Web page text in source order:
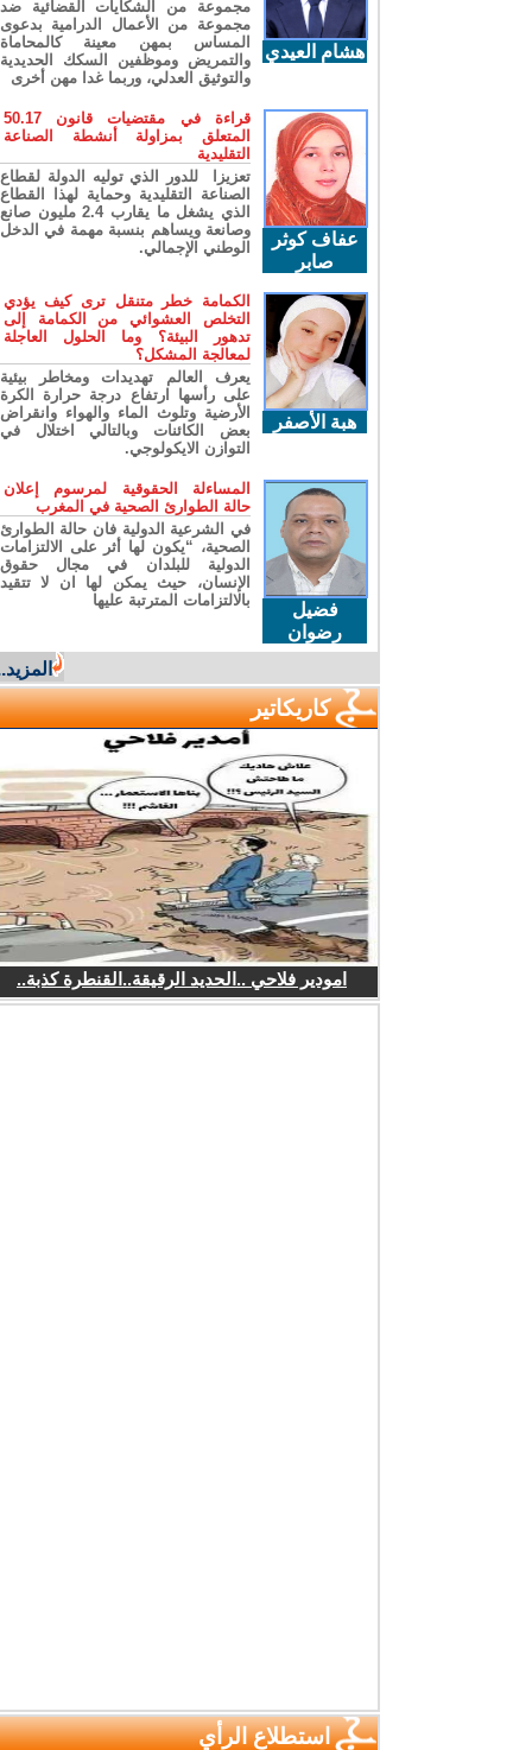
هشام العيدي
مجموعة من الشكايات القضائية ضد
مجموعة من الأعمال الدرامية بدعوى
المساس بمهن معينة كالمحاماة
والتمريض وموظفين السكك الحديدية
والتوثيق العدلي، وربما غدا مهن أخرى
عفاف كوثر
صابر
قراءة في مقتضيات قانون 50.17
المتعلق بمزاولة أنشطة الصناعة
التقليدية
تعزيزا للدور الذي توليه الدولة لقطاع
الصناعة التقليدية وحماية لهذا القطاع
الذي يشغل ما يقارب 2.4 مليون صانع
وصانعة ويساهم بنسبة مهمة في الدخل
الوطني الإجمالي.
هبة الأصفر
الكمامة خطر متنقل ترى كيف يؤدي
التخلص العشوائي من الكمامة إلى
تدهور البيئة؟ وما الحلول العاجلة
لمعالجة المشكل؟
يعرف العالم تهديدات ومخاطر بيئية
على رأسها ارتفاع درجة حرارة الكرة
الأرضية وتلوث الماء والهواء وانقراض
بعض الكائنات وبالتالي اختلال في
التوازن الايكولوجي.
فضيل
رضوان
المساءلة الحقوقية لمرسوم إعلان
حالة الطوارئ الصحية في المغرب
في الشرعية الدولية فان حالة الطوارئ
الصحية، “يكون لها أثر على الالتزامات
الدولية للبلدان في مجال حقوق
الإنسان، حيث يمكن لها ان لا تتقيد
بالالتزامات المترتبة عليها
المزيد...
كاريكاتير
امودير فلاحي ..الحديد الرقيقة..القنطرة كذبة..
استطلاع الرأي